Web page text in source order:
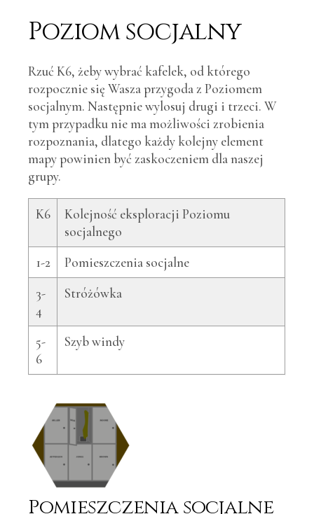
Poziom socjalny
Rzuć K6, żeby wybrać kafelek, od którego
rozpocznie się Wasza przygoda z Poziomem
socjalnym. Następnie wylosuj drugi i trzeci. W
tym przypadku nie ma możliwości zrobienia
rozpoznania, dlatego każdy kolejny element
mapy powinien być zaskoczeniem dla naszej
grupy.
K6
Kolejność eksploracji Poziomu
socjalnego
1-2
Pomieszczenia socjalne
3-
4
Stróżówka
5-
6
Szyb windy
Pomieszczenia socjalne